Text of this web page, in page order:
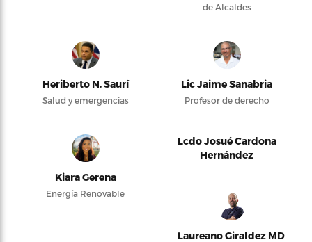
de Alcaldes
Heriberto N. Saurí
Salud y emergencias
Lic Jaime Sanabria
Profesor de derecho
Kiara Gerena
Energía Renovable
Lcdo Josué Cardona
Hernández
Laureano Giraldez MD